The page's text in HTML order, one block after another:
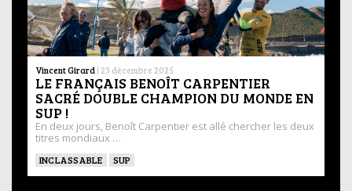
Vincent Girard | 23 décembre 2025
LE FRANÇAIS BENOÎT CARPENTIER
SACRÉ DOUBLE CHAMPION DU MONDE EN
SUP !
En deux jours, Benoît Carpentier est allé chercher les deux
titres mondiaux …
INCLASSABLE SUP